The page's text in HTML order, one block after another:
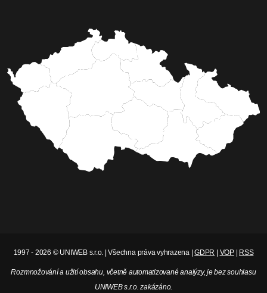
1997 - 2026 © UNIWEB s.r.o. | Všechna práva vyhrazena |GDPR | VOP| RSS
Rozmnožování a užití obsahu, včetně automatizované analýzy, je bez souhlasu
UNIWEB s.r.o. zakázáno.